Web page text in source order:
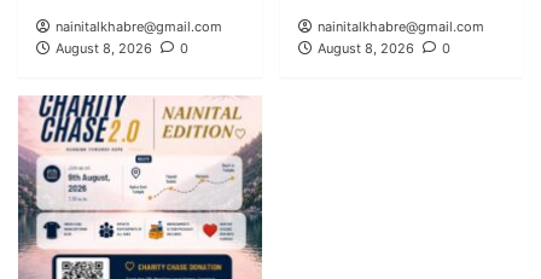
nainitalkhabre@gmail.com
August 8, 2026
0
nainitalkhabre@gmail.com
August 8, 2026
0